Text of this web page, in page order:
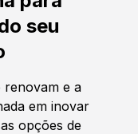
seu
renovam e a
em inovar
opções de